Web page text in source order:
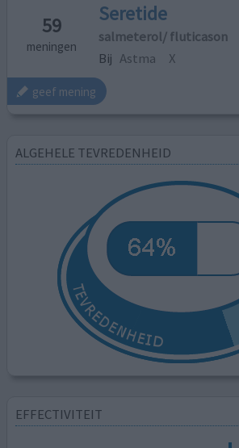
59
meningen
Seretide
salmeterol/ fluticason
Bij Astma X
geef mening
ALGEHELE TEVREDENHEID
EFFECTIVITEIT